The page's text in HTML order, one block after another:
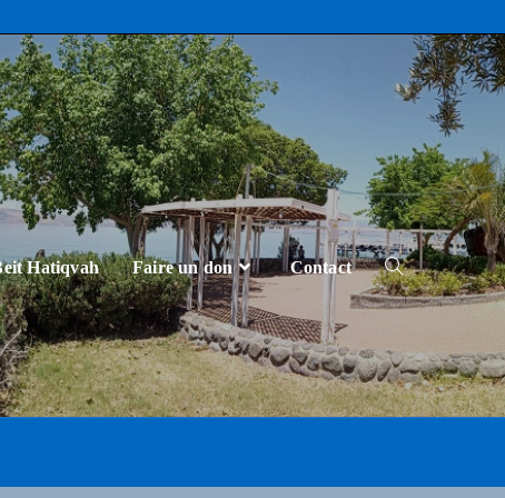
Hatiqvah Faire un don Contact